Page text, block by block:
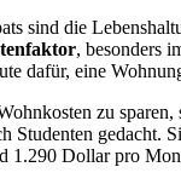
sind die
, besonders
dafür, eine
zu sparen,
Studenten gedacht.
1.290 Dollar pro